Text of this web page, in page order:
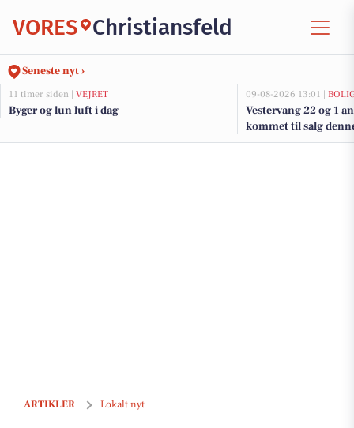
VORES Christiansfeld
Seneste nyt ›
11 timer siden | VEJRET
Byger og lun luft i dag
09-08-2026 13:01 |
Vestervang 22 og 1
kommet til salg
se boligerne her.
ARTIKLER Lokalt nyt
Kolding sætter ny rekord i turisme med vækst i overnatninger og